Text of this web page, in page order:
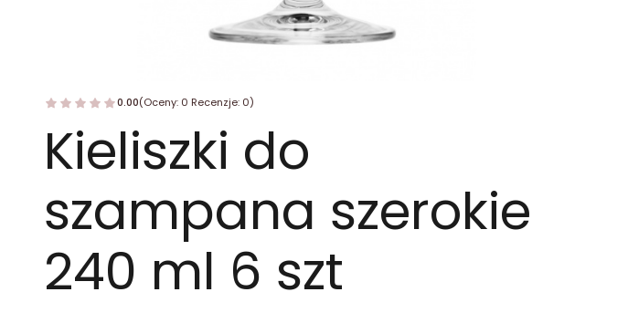
0.00(Oceny: 0 Recenzje: 0)
Kieliszki do
szampana szerokie
240 ml 6 szt